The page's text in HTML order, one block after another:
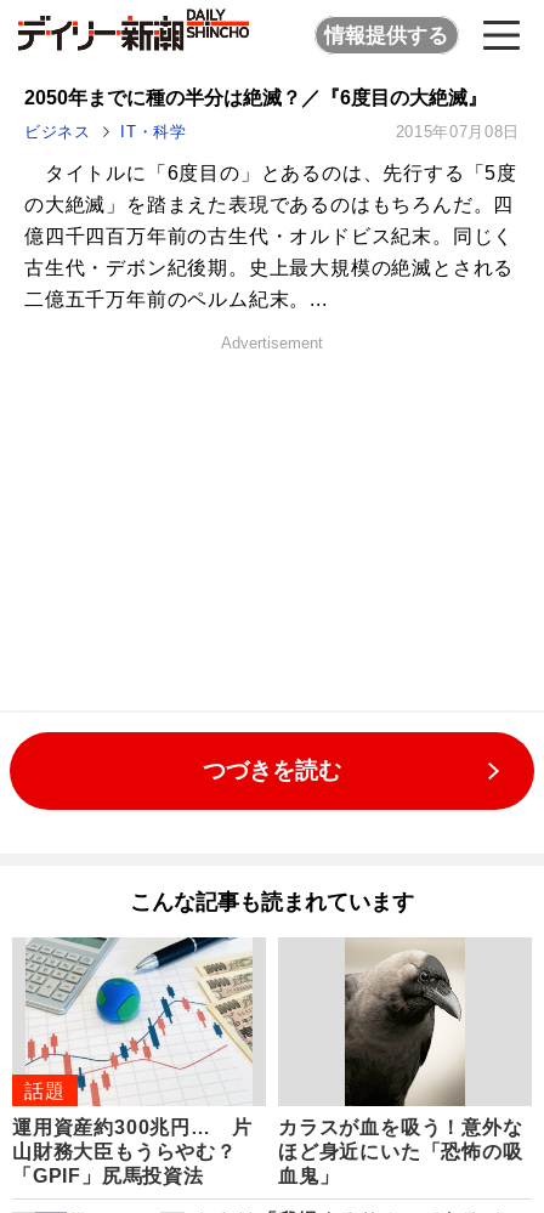
情報提供する
2050年までに種の半分は絶滅？／『6度目の大絶滅』
ビジネス IT・科学 2015年07月08日
タイトルに「6度目の」とあるのは、先行する「5度
の大絶滅」を踏まえた表現であるのはもちろんだ。四
億四千四百万年前の古生代・オルドビス紀末。同じく
古生代・デボン紀後期。史上最大規模の絶滅とされる
二億五千万年前のペルム紀末。...
Advertisement
つづきを読む
こんな記事も読まれています
話題
運用資産約300兆円… 片
山財務大臣もうらやむ？
「GPIF」尻馬投資法
カラスが血を吸う！意外な
ほど身近にいた「恐怖の吸
血鬼」